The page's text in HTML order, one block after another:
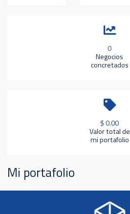
0
Negocios
concretados
$ 0.00
Valor total de
mi portafolio
Mi portafolio